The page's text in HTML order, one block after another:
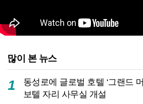
많이 본 뉴스
1
동성로에 글로벌 호텔 ‘그랜드
보텔 자리 사무실 개설